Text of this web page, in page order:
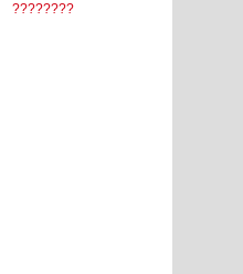
????????